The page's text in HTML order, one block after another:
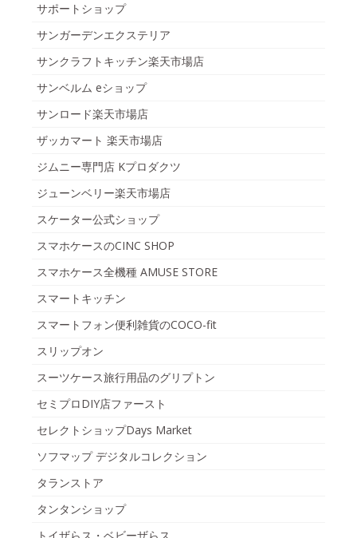
サポートショップ
サンガーデンエクステリア
サンクラフトキッチン楽天市場店
サンベルム eショップ
サンロード楽天市場店
ザッカマート 楽天市場店
ジムニー専門店 Kプロダクツ
ジューンベリー楽天市場店
スケーター公式ショップ
スマホケースのCINC SHOP
スマホケース全機種 AMUSE STORE
スマートキッチン
スマートフォン便利雑貨のCOCO-fit
スリップオン
スーツケース旅行用品のグリプトン
セミプロDIY店ファースト
セレクトショップDays Market
ソフマップ デジタルコレクション
タランストア
タンタンショップ